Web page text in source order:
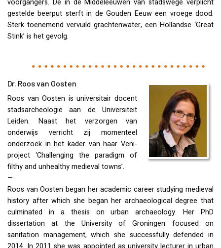
voorgangers. De in de Middeleeuwen van stadswege verplicht
gestelde beerput sterft in de Gouden Eeuw een vroege dood.
Sterk toenemend vervuild grachtenwater, een Hollandse ‘Great
Stink’ is het gevolg.
Dr. Roos van Oosten
Roos van Oosten is universitair docent
stadsarcheologie aan de Universiteit
Leiden. Naast het verzorgen van
onderwijs verricht zij momenteel
onderzoek in het kader van haar Veni-
project ‘Challenging the paradigm of
filthy and unhealthy medieval towns’.
—
Roos van Oosten began her academic career studying medieval
history after which she began her archaeological degree that
culminated in a thesis on urban archaeology. Her PhD
dissertation at the University of Groningen focused on
sanitation management, which she successfully defended in